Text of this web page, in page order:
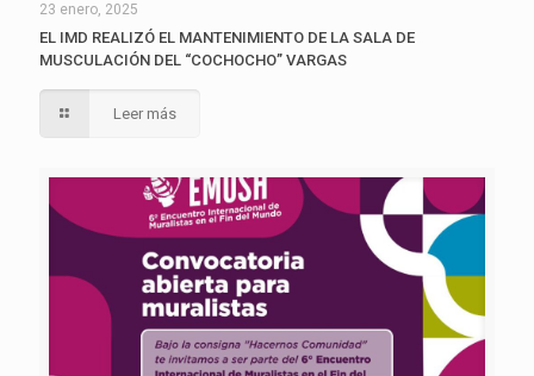
23 enero, 2025
EL IMD REALIZÓ EL MANTENIMIENTO DE LA SALA DE
MUSCULACIÓN DEL “COCHOCHO” VARGAS
Leer más